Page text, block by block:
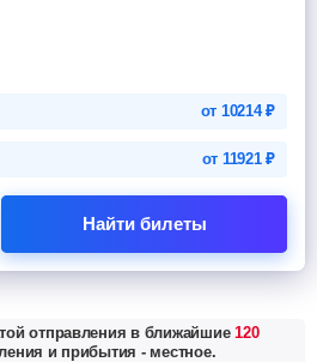
от 10214₽
от 11921₽
Найти билеты
отправления в ближайшие120
и прибытия - местное.